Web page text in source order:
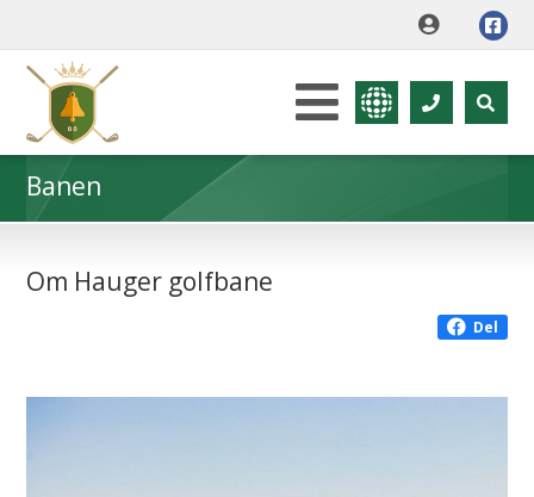
Banen
Om Hauger golfbane
Del